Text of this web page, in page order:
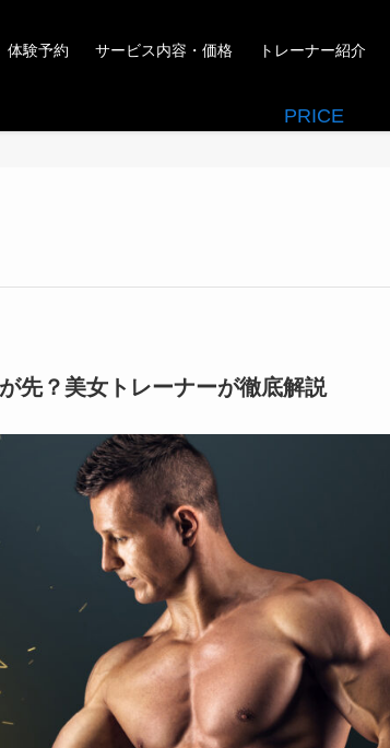
体験予約 サービス内容・価格 トレーナー紹介
PRICE
先？美女トレーナーが徹底解説